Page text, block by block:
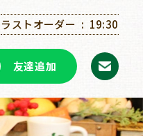
ラストオーダー 19:30
友達追加